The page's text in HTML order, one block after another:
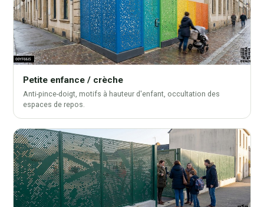
Petite enfance / crèche
Anti-pince-doigt, motifs à hauteur d'enfant, occultation des
espaces de repos.